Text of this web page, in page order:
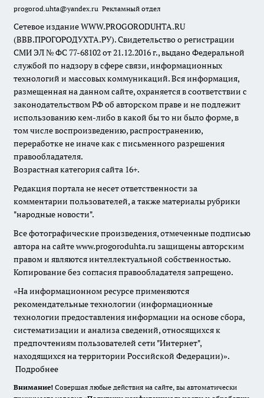
progorod.uhta@yandex.ru Рекламный отдел
Сетевое издание WWW.PROGORODUHTA.RU
(ВВВ.ПРОГОРОДУХТА.РУ). Свидетельство о регистрации
СМИ ЭЛ № ФС 77-68102 от 21.12.2016 г., выдано Федеральной
службой по надзору в сфере связи, информационных
технологий и массовых коммуникаций. Вся информация,
размещенная на данном сайте, охраняется в соответствии с
законодательством РФ об авторском праве и не подлежит
использованию кем-либо в какой бы то ни было форме, в
том числе воспроизведению, распространению,
переработке не иначе как с письменного разрешения
правообладателя.
Возрастная категория сайта 16+.
Редакция портала не несет ответственности за
комментарии пользователей, а также материалы рубрики
"народные новости".
Все фотографические произведения, отмеченные подписью
автора на сайте www.progoroduhta.ru защищены авторским
правом и являются интеллектуальной собственностью.
Копирование без согласия правообладателя запрещено.
«На информационном ресурсе применяются
рекомендательные технологии (информационные
технологии предоставления информации на основе сбора,
систематизации и анализа сведений, относящихся к
предпочтениям пользователей сети "Интернет",
находящихся на территории Российской Федерации)».
Подробнее
Внимание! Совершая любые действия на сайте, вы автоматически